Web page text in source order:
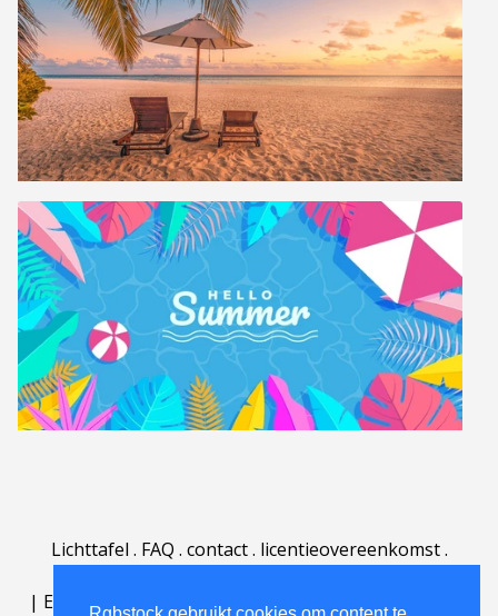
Lichttafel . FAQ . contact. licentieovereenkomst.
| English | Deutsch Español | Português